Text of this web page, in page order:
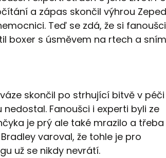
a zápas skončil výhrou
Teď se zdá, že si fanoušci
boxer s úsměvem na rtech a
skončil po strhující bitvě v péči
Fanoušci i experti byli ze
je prý ale také mrazilo a třeba
varoval, že tohle je pro
už se nikdy nevrátí.